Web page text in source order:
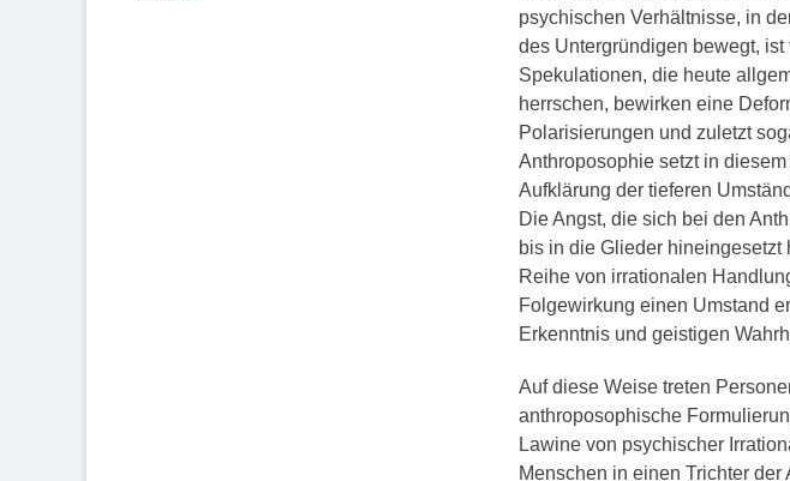
psychischen Verhältnisse, in
des Untergründigen bewegt,
Spekulationen, die heute
herrschen, bewirken eine
Polarisierungen und zuletzt
Anthroposophie setzt in
Aufklärung der tieferen
Die Angst, die sich bei den
bis in die Glieder
Reihe von irrationalen
Folgewirkung einen Umstand
Erkenntnis und geistigen
Auf diese Weise treten
anthroposophische
Lawine von psychischer
Menschen in einen Trichter der